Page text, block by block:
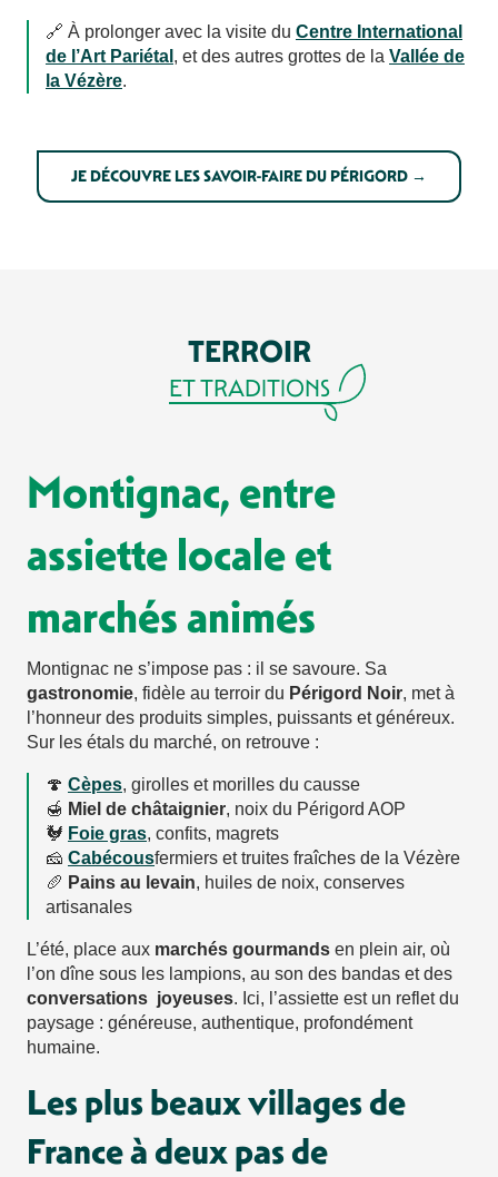
🔗 À prolonger avec la visite du Centre International
de l’Art Pariétal , et des autres grottes de la Vallée de
la Vézère.
JE DÉCOUVRE LES SAVOIR-FAIRE DU PÉRIGORD →
TERROIR
ET TRADITIONS
Montignac, entre
assiette locale et
marchés animés
Montignac ne s’impose pas : il se savoure. Sa
gastronomie, fidèle au terroir du Périgord Noir, met à
l’honneur des produits simples, puissants et généreux.
Sur les étals du marché, on retrouve :
🍄 Cèpes, girolles et morilles du causse
🍯 Miel de châtaignier, noix du Périgord AOP
🐓 Foie gras, confits, magrets
🧀 Cabécousfermiers et truites fraîches de la Vézère
🥖 Pains au levain, huiles de noix, conserves
artisanales
L’été, place aux marchés gourmands en plein air, où
l’on dîne sous les lampions, au son des bandas et des
conversations joyeuses. Ici, l’assiette est un reflet du
paysage : généreuse, authentique, profondément
humaine.
Les plus beaux villages de
France à deux pas de